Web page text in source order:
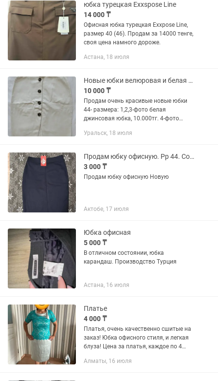
юбка турецкая Exxspose Line
14 000 ₸
Офисная юбка турецкая Exxpose Line,
размер 40 (46). Продам за 14000 тенге,
своя цена намного дороже.
Астана, 18 июля
Новые юбки велюровая и белая джинсовая, 44р.
10 000 ₸
Продам очень красивые новые юбки
44- размера: 1,2,3-фото белая
джинсовая юбка, 10.000тг. 4-фото
разреза, 10.000. 5-фото темносиняя
Уральск, 18 июля
Продам юбку офисную. Рр 44. Состояние новое
3 000 ₸
Продам юбку офисную Новую
Актобе, 17 июля
Юбка офисная
5 000 ₸
В отличном состоянии, юбка
карандаш. Производство Турция
Астана, 16 июля
Платье
4 000 ₸
Платья, очень качественно сшитые на
заказ! Юбка офисного стиля, и легкая
блуза! Цена за платья, каждое по 4
Алматы, 16 июля